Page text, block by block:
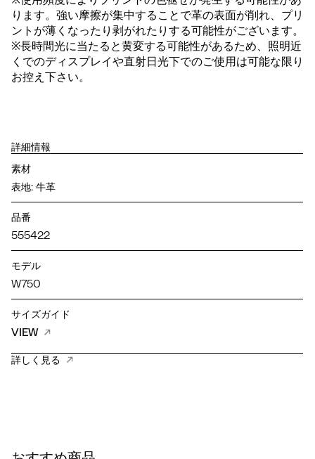
ります。強い摩擦が集中することで革の表面が削れ、プリ
ントが薄くなったり剥がれたりする可能性がございます。
※長時間光に当たると黄変する可能性があるため、照明近
くでのディスプレイや直射日光下でのご使用は可能な限り
お控え下さい。
詳細情報
素材
表地: 牛革
品番
555422
モデル
W750
サイズガイド
VIEW
詳しく見る